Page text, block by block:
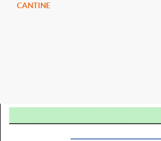
CANTINE